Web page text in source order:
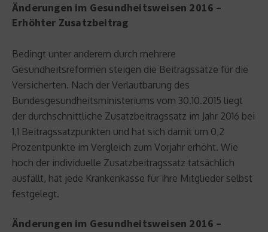
Änderungen im Gesundheitsweisen 2016 –
Erhöhter Zusatzbeitrag
Bedingt unter anderem durch mehrere
Gesundheitsreformen steigen die Beitragssätze für die
Versicherten. Nach der Verlautbarung des
Bundesgesundheitsministeriums vom 30.10.2015 liegt
der durchschnittliche Zusatzbeitragssatz im Jahr 2016 bei
1,1 Beitragssatzpunkten und hat sich damit um 0,2
Prozentpunkte im Vergleich zum Vorjahr erhöht. Wie
hoch der individuelle Zusatzbeitragssatz tatsächlich
ausfällt, hat jede Krankenkasse für ihre Mitglieder selbst
festgelegt.
Änderungen im Gesundheitsweisen 2016 –